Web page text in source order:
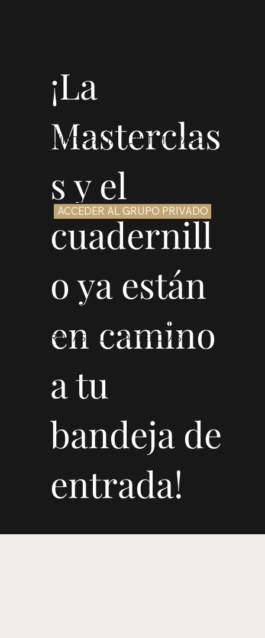
¡La
Masterclas
s y el
cuadernill
o ya están
en camino
a tu
bandeja de
entrada!
PERO AÚN TE FALTA EL ÚLTIMO PASO..
ACCEDER AL GRUPO PRIVADO
EN EL GRUPO PRIVADO
ENCONTRARÁS LAS ACTIVIDADES
PREVIAS A LA MASTERCLASS